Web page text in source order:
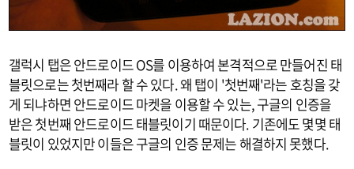
갤럭시 탭은 안드로이드 OS를 이용하여 본격적으로 만들어진 태
블릿으로는 첫번째라 할 수 있다. 왜 탭이 '첫번째'라는 호칭을 갖
게 되냐하면 안드로이드 마켓을 이용할 수 있는, 구글의 인증을
받은 첫번째 안드로이드 태블릿이기 때문이다. 기존에도 몇몇 태
블릿이 있었지만 이들은 구글의 인증 문제는 해결하지 못했다.